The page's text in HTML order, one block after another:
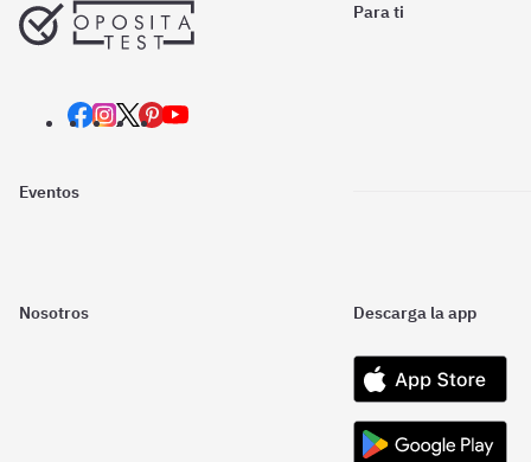
Para ti
Eventos
Nosotros Descarga la app